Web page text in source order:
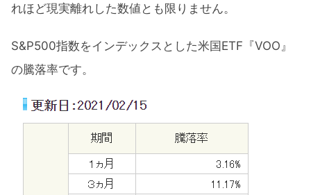
れほど現実離れした数値とも限りません。
S&P500指数をインデックスとした米国ETF『VOO』
の騰落率です。